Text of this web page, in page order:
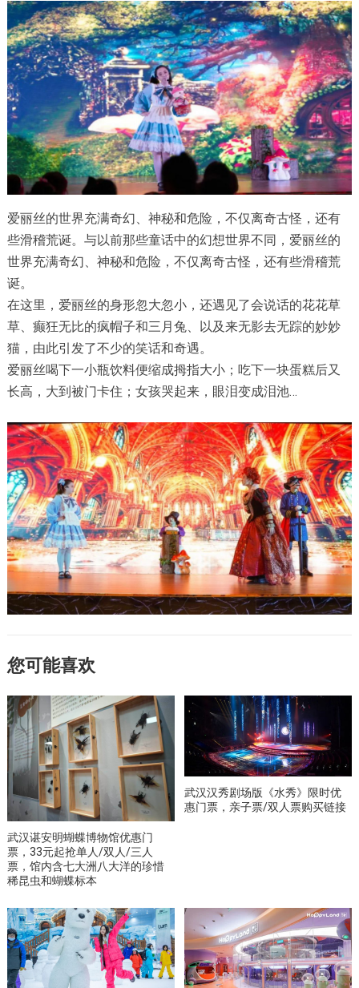
爱丽丝的世界充满奇幻、神秘和危险，不仅离奇古怪，还有
些滑稽荒诞。与以前那些童话中的幻想世界不同，爱丽丝的
世界充满奇幻、神秘和危险，不仅离奇古怪，还有些滑稽荒
诞。
在这里，爱丽丝的身形忽大忽小，还遇见了会说话的花花草
草、癫狂无比的疯帽子和三月兔、以及来无影去无踪的妙妙
猫，由此引发了不少的笑话和奇遇。
爱丽丝喝下一小瓶饮料便缩成拇指大小；吃下一块蛋糕后又
长高，大到被门卡住；女孩哭起来，眼泪变成泪池…
您可能喜欢
武汉谌安明蝴蝶博物馆优惠门
票，33元起抢单人/双人/三人
票，馆内含七大洲八大洋的珍惜
稀昆虫和蝴蝶标本
武汉汉秀剧场版《水秀》限时优
惠门票，亲子票/双人票购买链接